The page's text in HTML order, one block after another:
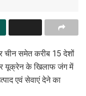
चीन समेत करीब 15 देशों
यूक्रेन के खिलाफ जंग में
एवं सेवाएं देने का